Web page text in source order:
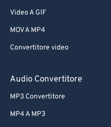
Video A GIF
MOV A MP4
Convertitore video
Audio Convertitore
MP3 Convertitore
MP4 A MP3